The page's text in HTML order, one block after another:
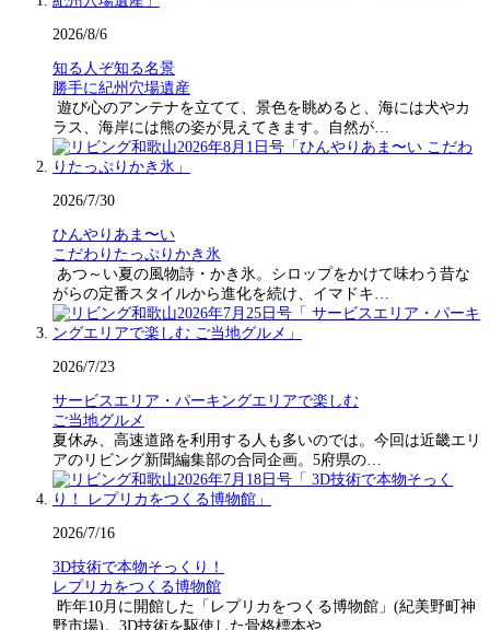
2026/8/6
知る人ぞ知る名景
勝手に紀州穴場遺産
遊び心のアンテナを立てて、景色を眺めると、海には犬やカ
ラス、海岸には熊の姿が見えてきます。自然が…
2026/7/30
ひんやりあま〜い
こだわりたっぷりかき氷
あつ～い夏の風物詩・かき氷。シロップをかけて味わう昔な
がらの定番スタイルから進化を続け、イマドキ…
2026/7/23
サービスエリア・パーキングエリアで楽しむ
ご当地グルメ
夏休み、高速道路を利用する人も多いのでは。今回は近畿エリ
アのリビング新聞編集部の合同企画。5府県の…
2026/7/16
3D技術で本物そっくり！
レプリカをつくる博物館
昨年10月に開館した「レプリカをつくる博物館」(紀美野町神
野市場)。3D技術を駆使した骨格標本や…